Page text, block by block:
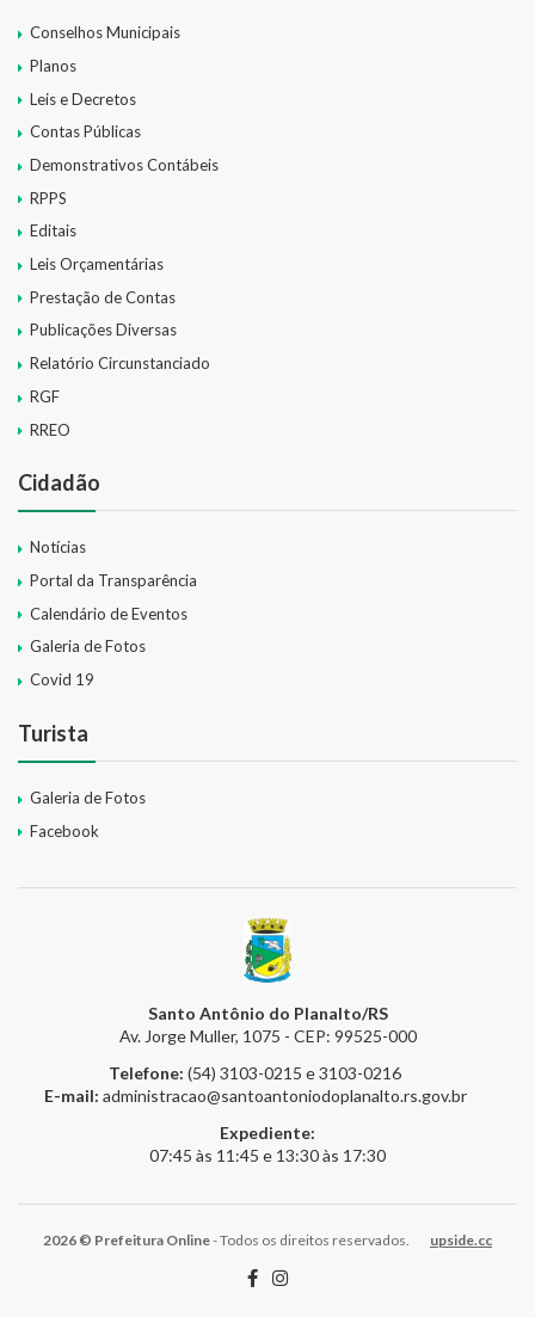
Conselhos Municipais
Planos
Leis e Decretos
Contas Públicas
Demonstrativos Contábeis
RPPS
Editais
Leis Orçamentárias
Prestação de Contas
Publicações Diversas
Relatório Circunstanciado
RGF
RREO
Cidadão
Notícias
Portal da Transparência
Calendário de Eventos
Galeria de Fotos
Covid 19
Turista
Galeria de Fotos
Facebook
Santo Antônio do Planalto/RS
Av. Jorge Muller, 1075 - CEP: 99525-000
Telefone: (54) 3103-0215 e 3103-0216
E-mail: administracao@santoantoniodoplanalto.rs.gov.br
Expediente:
07:45 às 11:45 e 13:30 às 17:30
2026 © Prefeitura Online- Todos os direitos reservados. upside.cc